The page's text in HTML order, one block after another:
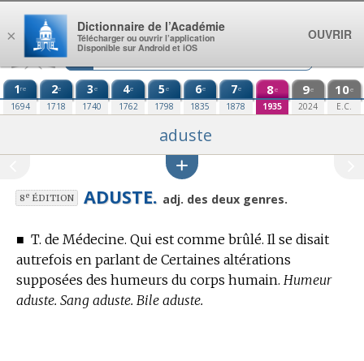
Aller au contenu
1re
1694
2e
1718
3e
1740
4e
1762
5e
1798
6e
1835
7e
1878
8e
1935
9e
2024
10e
E.C.
aduste
8eÉDITION ADUSTE. adj. des deux genres.
■ T. de Médecine. Qui est comme brûlé. Il se disait
autrefois en parlant de Certaines altérations
supposées des humeurs du corps humain. Humeur
aduste. Sang aduste. Bile aduste.
×
Dictionnaire de l’Académie
Télécharger ou ouvrir l’application
Disponible sur Android et iOS
OUVRIR